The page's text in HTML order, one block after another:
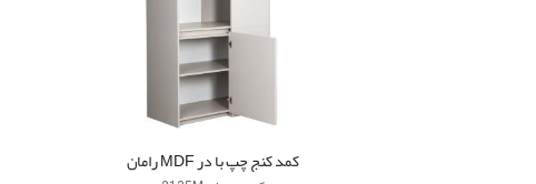
کمد کنج چپ با در MDF رامان